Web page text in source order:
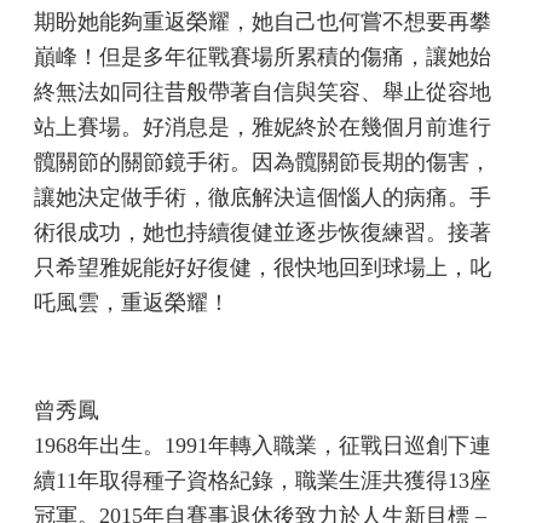
期盼她能夠重返榮耀，她自己也何嘗不想要再攀
巔峰！但是多年征戰賽場所累積的傷痛，讓她始
終無法如同往昔般帶著自信與笑容、舉止從容地
站上賽場。好消息是，雅妮終於在幾個月前進行
髖關節的關節鏡手術。因為髖關節長期的傷害，
讓她決定做手術，徹底解決這個惱人的病痛。手
術很成功，她也持續復健並逐步恢復練習。接著
只希望雅妮能好好復健，很快地回到球場上，叱
吒風雲，重返榮耀！
曾秀鳳
1968年出生。1991年轉入職業，征戰日巡創下連
續11年取得種子資格紀錄，職業生涯共獲得13座
冠軍。2015年自賽事退休後致力於人生新目標 –